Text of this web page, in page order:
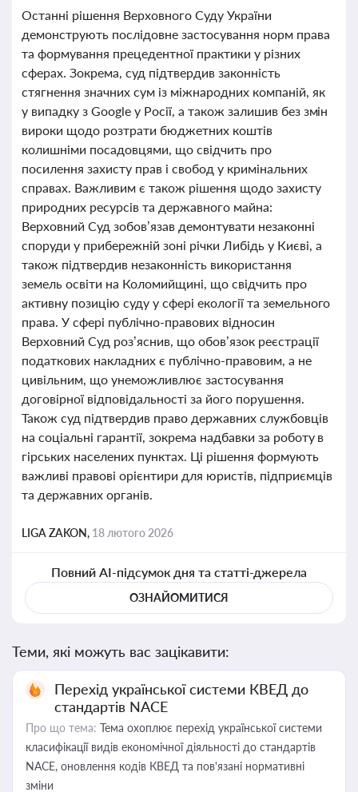
Останні рішення Верховного Суду України
демонструють послідовне застосування норм права
та формування прецедентної практики у різних
сферах. Зокрема, суд підтвердив законність
стягнення значних сум із міжнародних компаній, як
у випадку з Google у Росії, а також залишив без змін
вироки щодо розтрати бюджетних коштів
колишніми посадовцями, що свідчить про
посилення захисту прав і свобод у кримінальних
справах. Важливим є також рішення щодо захисту
природних ресурсів та державного майна:
Верховний Суд зобов’язав демонтувати незаконні
споруди у прибережній зоні річки Либідь у Києві, а
також підтвердив незаконність використання
земель освіти на Коломийщині, що свідчить про
активну позицію суду у сфері екології та земельного
права. У сфері публічно-правових відносин
Верховний Суд роз’яснив, що обов’язок реєстрації
податкових накладних є публічно-правовим, а не
цивільним, що унеможливлює застосування
договірної відповідальності за його порушення.
Також суд підтвердив право державних службовців
на соціальні гарантії, зокрема надбавки за роботу в
гірських населених пунктах. Ці рішення формують
важливі правові орієнтири для юристів, підприємців
та державних органів.
LIGA ZAKON, 18 лютого 2026
Повний AI-підсумок дня та статті-джерела
ОЗНАЙОМИТИСЯ
Теми, які можуть вас зацікавити:
Перехід української системи КВЕД до
стандартів NACE
Про що тема: Тема охоплює перехід української системи
класифікації видів економічної діяльності до стандартів
NACE, оновлення кодів КВЕД та пов'язані нормативні
зміни